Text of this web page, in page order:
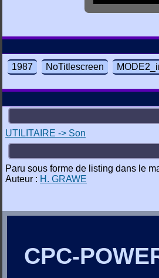
1987 NoTitlescreen
UTILITAIRE -> Son
Paru sous forme de listing dans le
Auteur : H. GRAWE
CPC-